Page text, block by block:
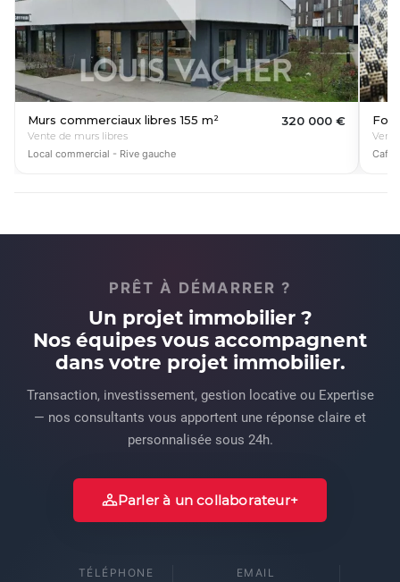
Murs commerciaux libres 155 m²
Vente de murs libres
320 000 €
Local commercial - Rive gauche
Café
PRÊT À DÉMARRER ?
Un projet immobilier ?
Nos équipes vous accompagnent
dans votre projet immobilier.
Transaction, investissement, gestion locative ou Expertise
— nos consultants vous apportent une réponse claire et
personnalisée sous 24h.
Parler à un collaborateur
TÉLÉPHONE EMAIL